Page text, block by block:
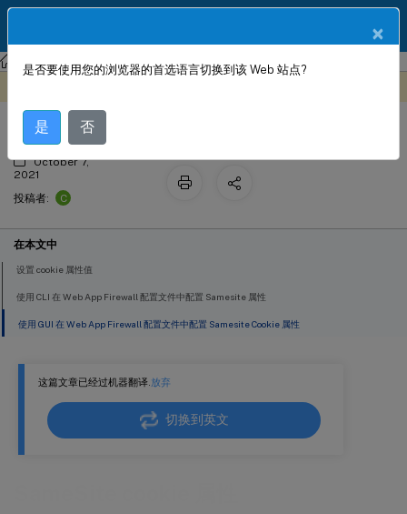
NetScaler Citrix ADC 13.0 Web App Firewall
这篇文章已经过机器翻译.放弃
切换到英文
SameSite cookie 属性
October 7,
2021
投稿者:
C
在本文中
设置 cookie 属性值
使用 CLI 在 Web App Firewall 配置文件中配置 Samesite 属性
使用 GUI 在 Web App Firewall 配置文件中配置 Samesite Cookie 属性
×
是否要使用您的浏览器的首选语言切换到该 Web 站点?
是 否